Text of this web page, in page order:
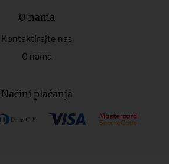
O nama
Kontaktirajte nas
O nama
Načini plaćanja